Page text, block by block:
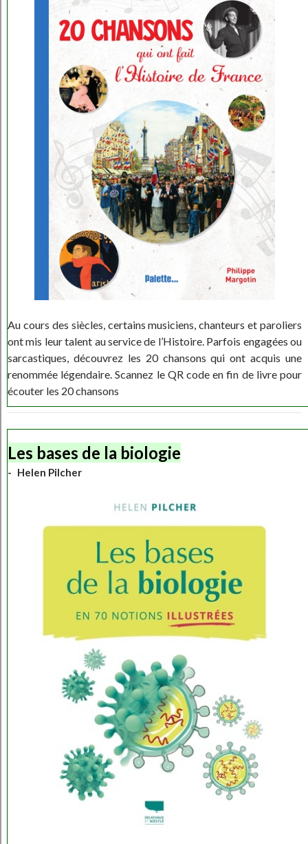
Au cours des siècles, certains musiciens, chanteurs et paroliers
ont mis leur talent au service de l’Histoire. Parfois engagées ou
sarcastiques, découvrez les 20 chansons qui ont acquis une
renommée légendaire. Scannez le QR code en fin de livre pour
écouter les 20 chansons
Les bases de la biologie
Helen Pilcher